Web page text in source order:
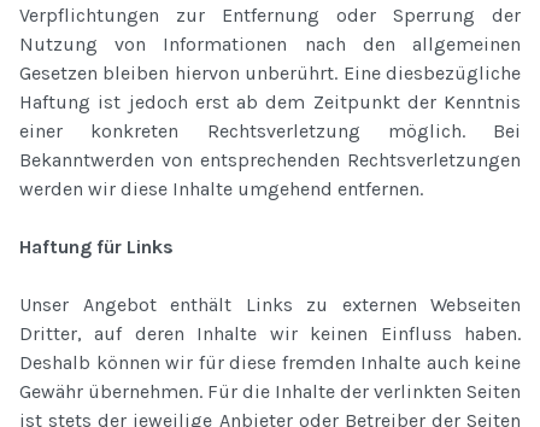
Verpflichtungen zur Entfernung oder Sperrung der
Nutzung von Informationen nach den allgemeinen
Gesetzen bleiben hiervon unberührt. Eine diesbezügliche
Haftung ist jedoch erst ab dem Zeitpunkt der Kenntnis
einer konkreten Rechtsverletzung möglich. Bei
Bekanntwerden von entsprechenden Rechtsverletzungen
werden wir diese Inhalte umgehend entfernen.
Haftung für Links
Unser Angebot enthält Links zu externen Webseiten
Dritter, auf deren Inhalte wir keinen Einfluss haben.
Deshalb können wir für diese fremden Inhalte auch keine
Gewähr übernehmen. Für die Inhalte der verlinkten Seiten
ist stets der jeweilige Anbieter oder Betreiber der Seiten